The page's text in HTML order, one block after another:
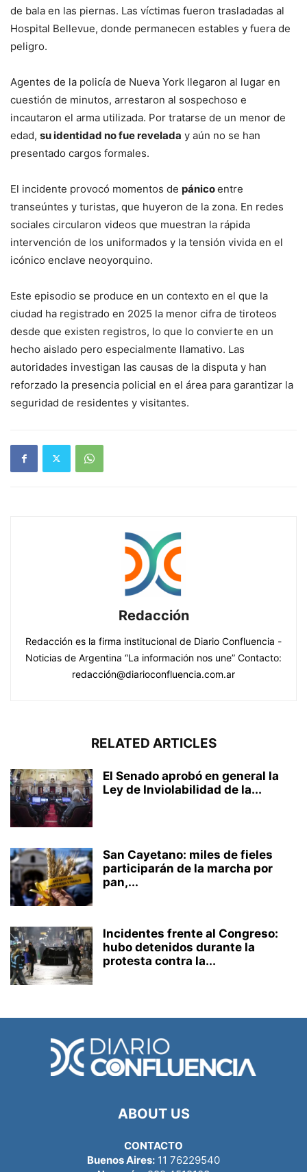
de bala en las piernas. Las víctimas fueron trasladadas al
Hospital Bellevue, donde permanecen estables y fuera de
peligro.
Agentes de la policía de Nueva York llegaron al lugar en
cuestión de minutos, arrestaron al sospechoso e
incautaron el arma utilizada. Por tratarse de un menor de
edad, su identidad no fue revelada y aún no se han
presentado cargos formales.
El incidente provocó momentos de pánicoentre
transeúntes y turistas, que huyeron de la zona. En redes
sociales circularon videos que muestran la rápida
intervención de los uniformados y la tensión vivida en el
icónico enclave neoyorquino.
Este episodio se produce en un contexto en el que la
ciudad ha registrado en 2025 la menor cifra de tiroteos
desde que existen registros, lo que lo convierte en un
hecho aislado pero especialmente llamativo. Las
autoridades investigan las causas de la disputa y han
reforzado la presencia policial en el área para garantizar la
seguridad de residentes y visitantes.
Redacción
Redacción es la firma institucional de Diario Confluencia -
Noticias de Argentina “La información nos une” Contacto:
redacción@diarioconfluencia.com.ar
RELATED ARTICLES
El Senado aprobó en general la
Ley de Inviolabilidad de la...
San Cayetano: miles de fieles
participarán de la marcha por
pan,...
Incidentes frente al Congreso:
hubo detenidos durante la
protesta contra la...
ABOUT US
CONTACTO
Buenos Aires: 11 76229540